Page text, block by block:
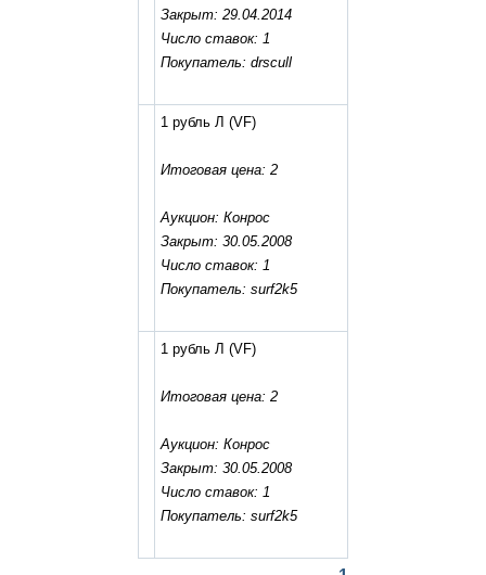
Закрыт: 29.04.2014
Число ставок: 1
Покупатель: drscull
1 рубль Л (VF)
Итоговая цена: 2
Аукцион: Конрос
Закрыт: 30.05.2008
Число ставок: 1
Покупатель: surf2k5
1 рубль Л (VF)
Итоговая цена: 2
Аукцион: Конрос
Закрыт: 30.05.2008
Число ставок: 1
Покупатель: surf2k5